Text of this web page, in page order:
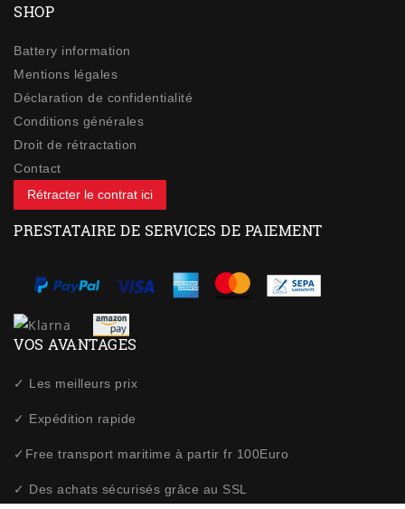
SHOP
Battery information
Mentions légales
Déclaration de confidentialité
Conditions générales
Droit de rétractation
Contact
Rétracter le contrat ici
PRESTATAIRE DE SERVICES DE PAIEMENT
VOS AVANTAGES
✓ Les meilleurs prix
✓ Expédition rapide
✓Free transport maritime à partir fr 100Euro
✓ Des achats sécurisés grâce au SSL